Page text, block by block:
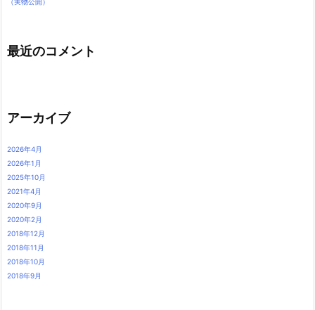
最近のコメント
アーカイブ
2026年4月
2026年1月
2025年10月
2021年4月
2020年9月
2020年2月
2018年12月
2018年11月
2018年10月
2018年9月